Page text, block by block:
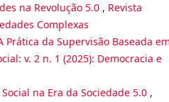
na Revolução 5.0 , Revista
Complexas
Prática da Supervisão Baseada
v. 2 n. 1 (2025): Democracia e
na Era da Sociedade 5.0 ,